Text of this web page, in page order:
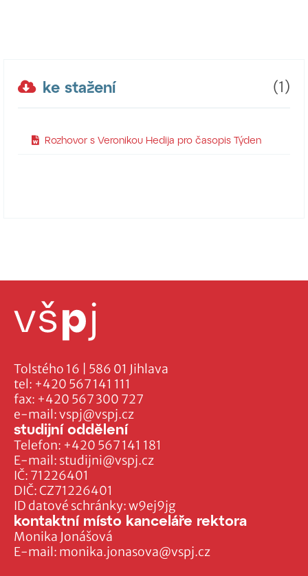
ke stažení (1)
Rozhovor s Veronikou Hedija pro časopis Týden
Tolstého 16 | 586 01 Jihlava
tel: +420 567 141 111
fax: +420 567 300 727
e-mail:vspj@vspj.cz
IČ: 71226401
DIČ: CZ71226401
ID datové schránky: w9ej9jg
studijní oddělení
Telefon: +420 567 141 181
E-mail: studijni@vspj.cz
kontaktní místo kanceláře rektora
Monika Jonášová
E-mail: monika.jonasova@vspj.cz